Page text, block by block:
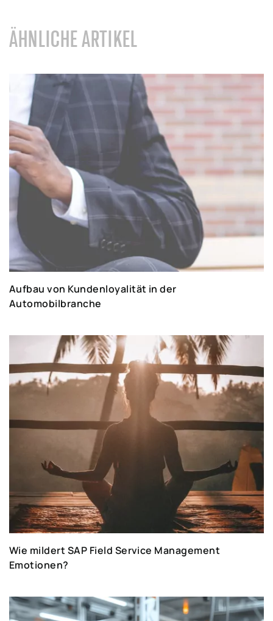
ÄHNLICHE ARTIKEL
Aufbau von Kundenloyalität in der
Automobilbranche
Wie mildert SAP Field Service Management
Emotionen?